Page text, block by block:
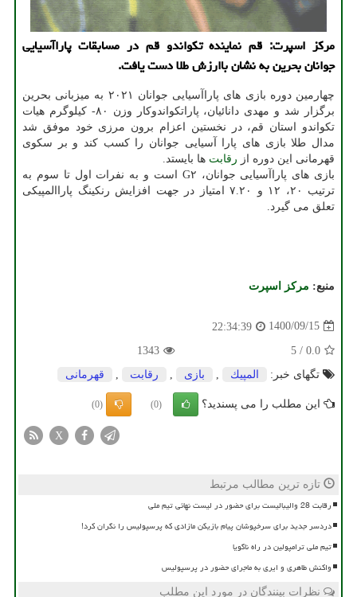
مرکز اسپرت: قم نماینده تکواندو قم در مسابقات پاراآسیایی
جوانان بحرین به نشان باارزش طلا دست یافت.
چهارمین دوره بازی های پاراآسیایی جوانان ۲۰۲۱ به میزبانی بحرین
برگزار شد و مهدی دانائیان، پاراتکواندوکار وزن ۸۰- کیلوگرم هیات
تکواندو استان قم، در نخستین اعزام برون مرزی خود موفق شد
مدال طلا بازی های پارا آسیایی جوانان را کسب کند و بر سکوی
قهرمانی این دوره از رقابت ها بایستد.
بازی های پاراآسیایی جوانان، G۲ است و به نفرات اول تا سوم به
ترتیب ۲۰، ۱۲ و ۷.۲۰ امتیاز در جهت افزایش رنکینگ پاراالمپیکی
تعلق می گیرد.
منبع: مركز اسپرت
1400/09/15
22:34:39
0.0
/
5
1343
تگهای خبر:
المپیك بازی رقابت قهرمانی
این مطلب را می پسندید؟ (0)
(0)
X
تازه ترین مطالب مرتبط
رقابت 28 والیبالیست برای حضور در لیست نهائی تیم ملی
دردسر جدید برای سرخپوشان پیام بازیکن مازادی که پرسپولیس را نگران کرد!
تیم ملی ترامپولین در راه ناگویا
واکنش طاهری و ایری به ماجرای حضور در پرسپولیس
نظرات بینندگان در مورد این مطلب